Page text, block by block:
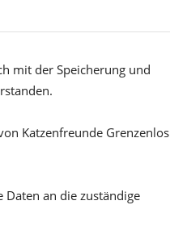
mit der Speicherung und
Katzenfreunde Grenzenlos
an die zuständige